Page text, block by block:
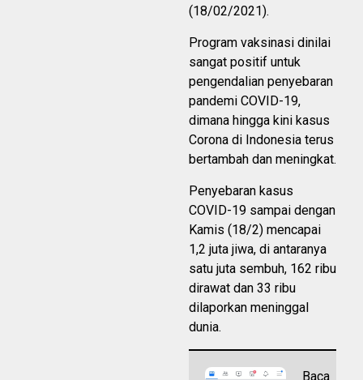
(18/02/2021).
Program vaksinasi dinilai
sangat positif untuk
pengendalian penyebaran
pandemi COVID-19,
dimana hingga kini kasus
Corona di Indonesia terus
bertambah dan meningkat.
Penyebaran kasus
COVID-19 sampai dengan
Kamis (18/2) mencapai
1,2 juta jiwa, di antaranya
satu juta sembuh, 162 ribu
dirawat dan 33 ribu
dilaporkan meninggal
dunia.
Baca